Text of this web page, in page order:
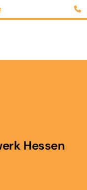
Hessen